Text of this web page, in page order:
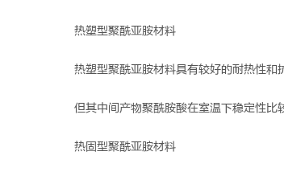
热塑型聚酰亚胺材料
热塑型聚酰亚胺材料具有较好的耐热性和
但其中间产物聚酰胺酸在室温下稳定性比
热固型聚酰亚胺材料